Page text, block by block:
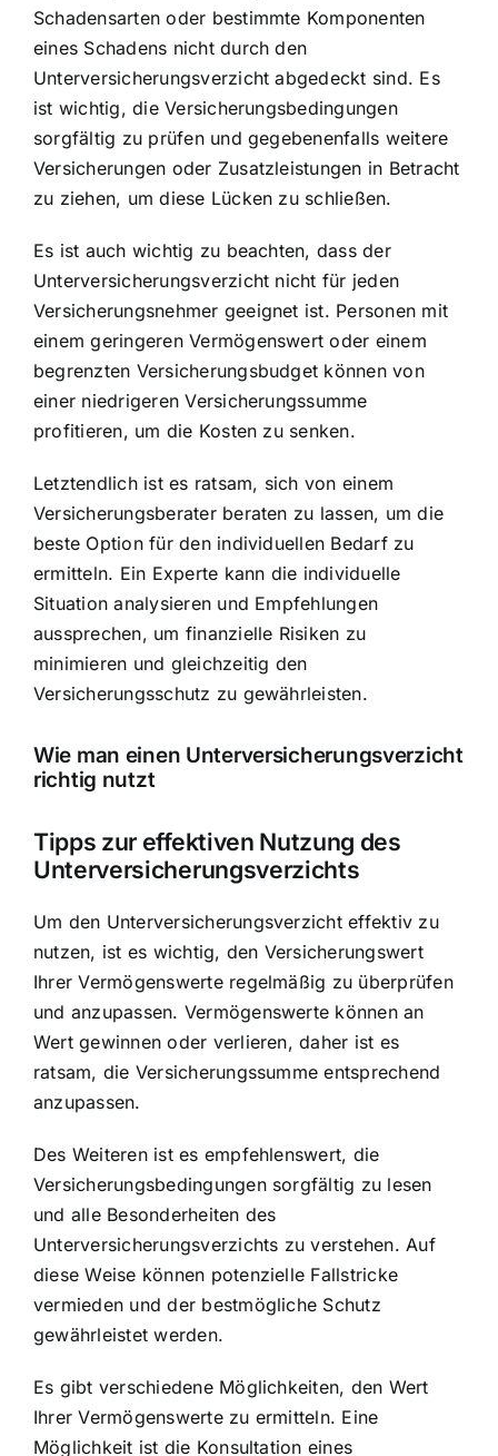
Schadensarten oder bestimmte Komponenten
eines Schadens nicht durch den
Unterversicherungsverzicht abgedeckt sind. Es
ist wichtig, die Versicherungsbedingungen
sorgfältig zu prüfen und gegebenenfalls weitere
Versicherungen oder Zusatzleistungen in Betracht
zu ziehen, um diese Lücken zu schließen.
Es ist auch wichtig zu beachten, dass der
Unterversicherungsverzicht nicht für jeden
Versicherungsnehmer geeignet ist. Personen mit
einem geringeren Vermögenswert oder einem
begrenzten Versicherungsbudget können von
einer niedrigeren Versicherungssumme
profitieren, um die Kosten zu senken.
Letztendlich ist es ratsam, sich von einem
Versicherungsberater beraten zu lassen, um die
beste Option für den individuellen Bedarf zu
ermitteln. Ein Experte kann die individuelle
Situation analysieren und Empfehlungen
aussprechen, um finanzielle Risiken zu
minimieren und gleichzeitig den
Versicherungsschutz zu gewährleisten.
Wie man einen Unterversicherungsverzicht
richtig nutzt
Tipps zur effektiven Nutzung des
Unterversicherungsverzichts
Um den Unterversicherungsverzicht effektiv zu
nutzen, ist es wichtig, den Versicherungswert
Ihrer Vermögenswerte regelmäßig zu überprüfen
und anzupassen. Vermögenswerte können an
Wert gewinnen oder verlieren, daher ist es
ratsam, die Versicherungssumme entsprechend
anzupassen.
Des Weiteren ist es empfehlenswert, die
Versicherungsbedingungen sorgfältig zu lesen
und alle Besonderheiten des
Unterversicherungsverzichts zu verstehen. Auf
diese Weise können potenzielle Fallstricke
vermieden und der bestmögliche Schutz
gewährleistet werden.
Es gibt verschiedene Möglichkeiten, den Wert
Ihrer Vermögenswerte zu ermitteln. Eine
Möglichkeit ist die Konsultation eines